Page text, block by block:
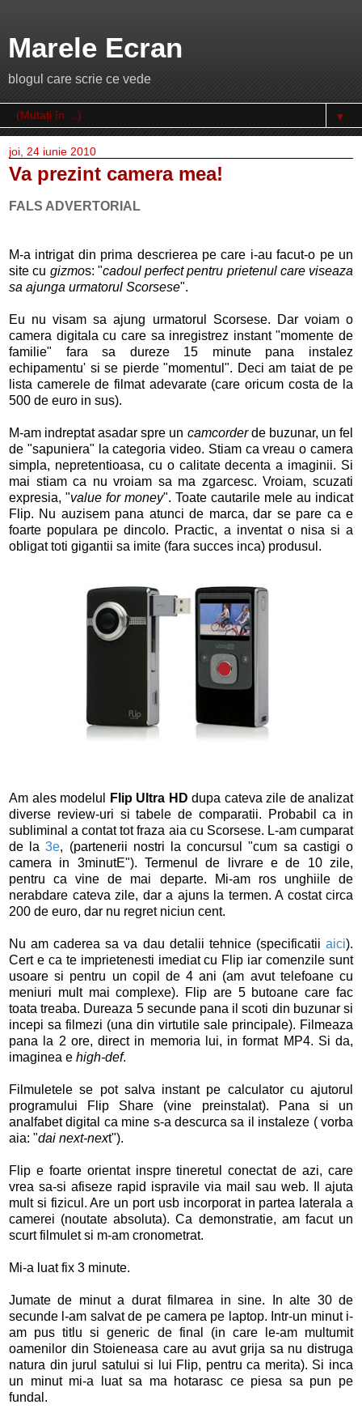
Marele Ecran
blogul care scrie ce vede
▼
joi, 24 iunie 2010
Va prezint camera mea!
FALS ADVERTORIAL
M-a intrigat din prima descrierea pe care i-au facut-o pe un
site cu gizmos: "cadoul perfect pentru prietenul care viseaza
sa ajunga urmatorul Scorsese".
Eu nu visam sa ajung urmatorul Scorsese. Dar voiam o
camera digitala cu care sa inregistrez instant "momente de
familie" fara sa dureze 15 minute pana instalez
echipamentu' si se pierde "momentul". Deci am taiat de pe
lista camerele de filmat adevarate (care oricum costa de la
500 de euro in sus).
M-am indreptat asadar spre un camcorderde buzunar, un fel
de "sapuniera" la categoria video. Stiam ca vreau o camera
simpla, nepretentioasa, cu o calitate decenta a imaginii. Si
mai stiam ca nu vroiam sa ma zgarcesc. Vroiam, scuzati
expresia, "value for money". Toate cautarile mele au indicat
Flip. Nu auzisem pana atunci de marca, dar se pare ca e
foarte populara pe dincolo. Practic, a inventat o nisa si a
obligat toti gigantii sa imite (fara succes inca) produsul.
Am ales modelul Flip Ultra HD dupa cateva zile de analizat
diverse review-uri si tabele de comparatii. Probabil ca in
subliminal a contat tot fraza aia cu Scorsese. L-am cumparat
de la3e, (partenerii nostri la concursul "cum sa castigi o
camera in 3minutE"). Termenul de livrare e de 10 zile,
pentru ca vine de mai departe. Mi-am ros unghiile de
nerabdare cateva zile, dar a ajuns la termen. A costat circa
200 de euro, dar nu regret niciun cent.
Nu am caderea sa va dau detalii tehnice (specificatii aici).
Cert e ca te imprietenesti imediat cu Flip iar comenzile sunt
usoare si pentru un copil de 4 ani (am avut telefoane cu
meniuri mult mai complexe). Flip are 5 butoane care fac
toata treaba. Dureaza 5 secunde pana il scoti din buzunar si
incepi sa filmezi (una din virtutile sale principale). Filmeaza
pana la 2 ore, direct in memoria lui, in format MP4. Si da,
imaginea e high-def.
Filmuletele se pot salva instant pe calculator cu ajutorul
programului Flip Share (vine preinstalat). Pana si un
analfabet digital ca mine s-a descurca sa il instaleze ( vorba
aia: "dai next-next").
Flip e foarte orientat inspre tineretul conectat de azi, care
vrea sa-si afiseze rapid ispravile via mail sau web. Il ajuta
mult si fizicul. Are un port usb incorporat in partea laterala a
camerei (noutate absoluta). Ca demonstratie, am facut un
scurt filmulet si m-am cronometrat.
Mi-a luat fix 3 minute.
Jumate de minut a durat filmarea in sine. In alte 30 de
secunde l-am salvat de pe camera pe laptop. Intr-un minut i-
am pus titlu si generic de final (in care le-am multumit
oamenilor din Stoieneasa care au avut grija sa nu distruga
natura din jurul satului si lui Flip, pentru ca merita). Si inca
un minut mi-a luat sa ma hotarasc ce piesa sa pun pe
fundal.